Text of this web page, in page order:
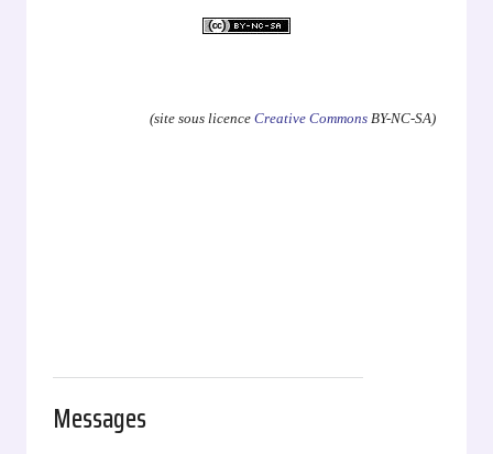
(site sous licence Creative CommonsBY-NC-SA)
Messages